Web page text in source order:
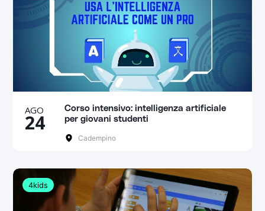
AGO
24
Corso intensivo: intelligenza artificiale
per giovani studenti
Cadempino
4kids